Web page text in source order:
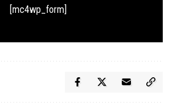
[mc4wp_form]